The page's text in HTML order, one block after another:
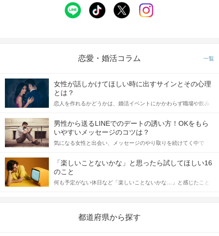
恋愛・婚活コラム 一覧
女性が話しかけてほしい時に出すサインとその心理
とは？
恋人を作れるかどうかは、婚活イベントにかかわらず職場や飲み
てアプローチできるかにも左右されます。 これから恋人作りを本
格的に始めようとしている方は、女性が異性を求めて出すサイン
をしっかりと理解し、正しい行動に移せるかどうかが重要。 この
記事では、女性が話しかけて欲しい時に出すサインとその心理を
合にどのような行動に繋げるべきかをご紹介していきます。
男性から送るLINEでのデートの誘い方！OKをもら
いやすいメッセージのコツは？
気になる女性と出会い、メッセージのやり取りを続けてく中で
しかし、中には「どう誘ったらいいの？」とお困りの男性もいら
っしゃるのではないでしょうか。 そこで今回は、男性から女性へ
送るLINEでのデートの誘い方のコツをご紹介します。例文も混じ
えながら解説するので、ぜひ参考にしてください。
「楽しいことないかな」と思ったら試してほしい16
のこと
何も予定がない休日など「楽しいことないかな…」と感じたこと
の楽しいことアイデアを集めました♪ いままさに楽しいことを探し
都道府県から探す